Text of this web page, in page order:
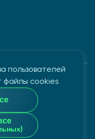
пользователей
файлы cookies
и защиты
"Айгенис", УНП